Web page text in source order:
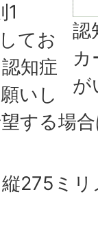
認
カ
が
1
てお
知症
いし
する場
275ミ